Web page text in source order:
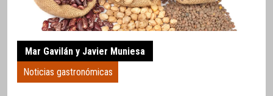
Mar Gavilán y Javier Muniesa
Noticias gastronómicas